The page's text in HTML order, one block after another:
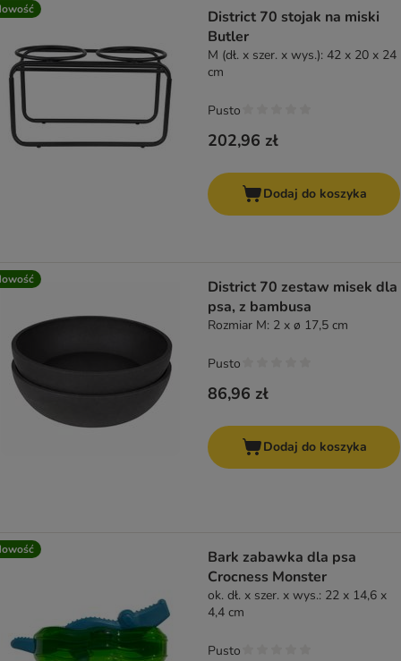
District 70 stojak na miski
Butler
M (dł. x szer. x wys.): 42 x 20 x 24
cm
202,96 zł
Pusto
Dodaj do koszyka
District 70 zestaw misek dla
psa, z bambusa
Rozmiar M: 2 x ø 17,5 cm
86,96 zł
Pusto
Dodaj do koszyka
Bark zabawka dla psa
Crocness Monster
ok. dł. x szer. x wys.: 22 x 14,6 x
4,4 cm
Pusto